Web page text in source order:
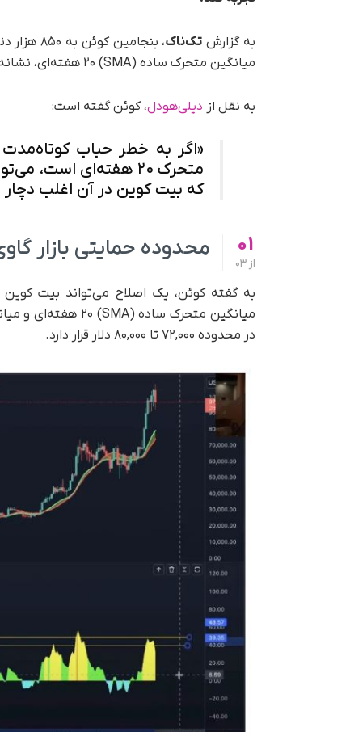
به‌ گزارش تک‌ناک، بنجامین کوئن به ۸۵۰ هزار دنبال‌کننده خود در یوتیوب توضیح داده که فاصله کنونی
میانگین متحرک ساده (SMA) ۲۰ هفته‌ای، نشانه‌ای نزولی برای این رمزارز است.
به نقل از دیلی‌هودل، کوئن گفته است:
«اگر به خطر حباب کوتاه‌مدت
متحرک ۲۰ هفته‌ای
که بیت کوین در آن اغلب
01
از
محدوده حمایتی بازار
به گفته کوئن، یک اصلاح می‌تواند بیت کوین
در محدوده ۷۲,۰۰۰ تا ۸۰,۰۰۰ دلار قرار دارد.